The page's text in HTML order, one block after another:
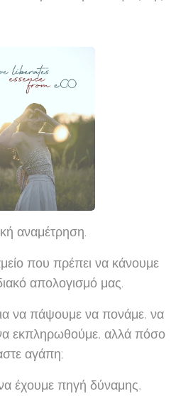
αναμέτρηση.
που πρέπει να κάνουμε
απολογισμό μας.
να πάψουμε να πονάμε, να
εκπληρωθούμε, αλλά πόσο
αγάπη;
έχουμε πηγή δύναμης,